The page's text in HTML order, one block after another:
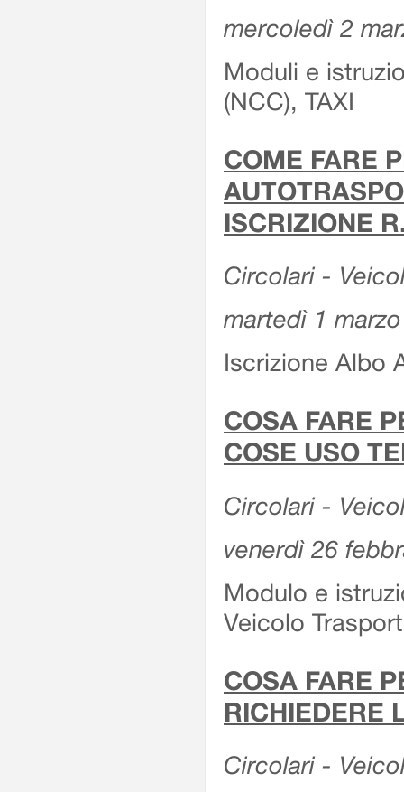
mercoledì 2
Moduli e
(NCC), TAXI
COME FARE
ISCRIZIONE
Circolari -
martedì 1
Iscrizione Albo
COSA FARE
COSE USO
Circolari -
venerdì 26
Modulo e
Veicolo
COSA FARE
RICHIEDERE
Circolari -